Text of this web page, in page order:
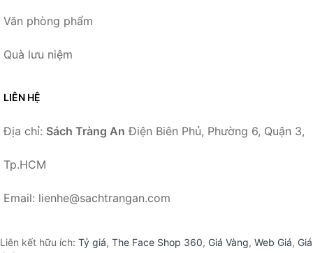
Văn phòng phẩm
Quà lưu niệm
LIÊN HỆ
Địa chỉ: Sách Tràng An Điện Biên Phủ, Phường 6, Quận 3,
Tp.HCM
Email: lienhe@sachtrangan.com
Liên kết hữu ích: Tỷ giá, The Face Shop 360, Giá Vàng, Web Giá, Giá